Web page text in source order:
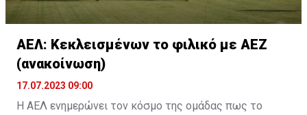
ΑΕΛ: Κεκλεισμένων το φιλικό με ΑΕΖ
(ανακοίνωση)
17.07.2023 09:00
Η ΑΕΛ ενημερώνει τον κόσμο της ομάδας πως το